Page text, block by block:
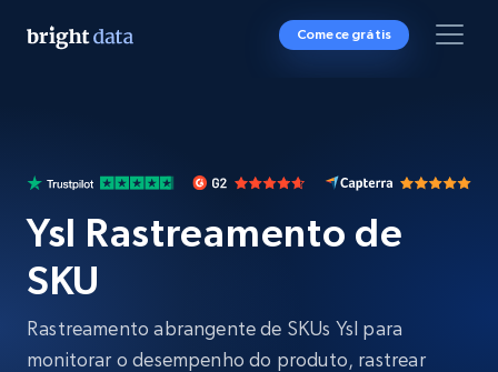
Comece grátis
Ysl Rastreamento de
SKU
Rastreamento abrangente de SKUs Ysl para
monitorar o desempenho do produto, rastrear